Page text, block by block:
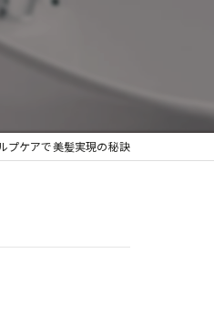
プケアで美髪実現の秘訣